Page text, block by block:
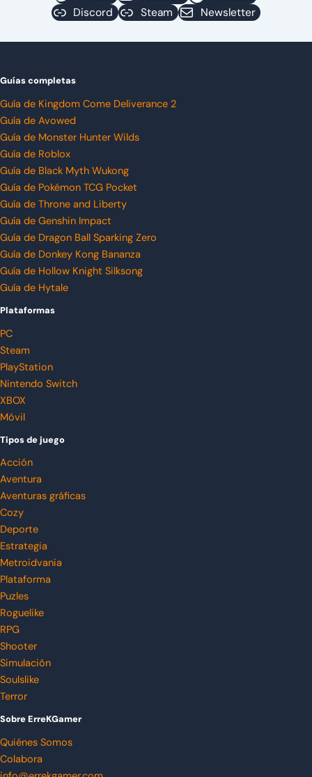
Discord
Steam Newsletter
Guías completas
Guía de Kingdom Come Deliverance 2
Guía de Avowed
Guía de Monster Hunter Wilds
Guía de Roblox
Guía de Black Myth Wukong
Guía de Pokémon TCG Pocket
Guía de Throne and Liberty
Guía de Genshin Impact
Guía de Dragon Ball Sparking Zero
Guía de Donkey Kong Bananza
Guía de Hollow Knight Silksong
Guía de Hytale
Plataformas
PC
Steam
PlayStation
Nintendo Switch
XBOX
Móvil
Tipos de juego
Acción
Aventura
Aventuras gráficas
Cozy
Deporte
Estrategia
Metroidvania
Plataforma
Puzles
Roguelike
RPG
Shooter
Simulación
Soulslike
Terror
Sobre ErreKGamer
Quiénes Somos
Colabora